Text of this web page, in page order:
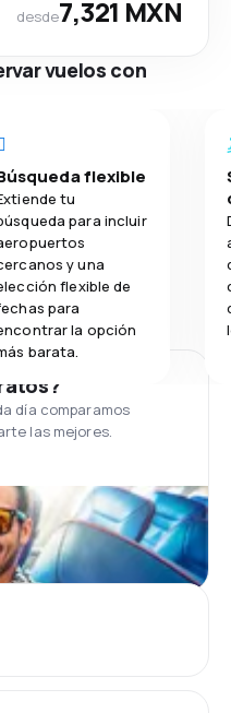
desde7,321 MXN
vuelos con
flexible
tu
para incluir
y una
flexible de
para
la opción
barata.
día comparamos
las mejores.